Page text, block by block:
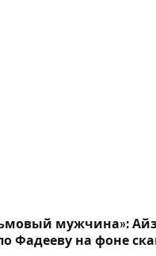
мужчина»:
Фадееву на фоне